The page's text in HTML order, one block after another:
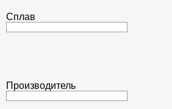
Сплав
Производитель